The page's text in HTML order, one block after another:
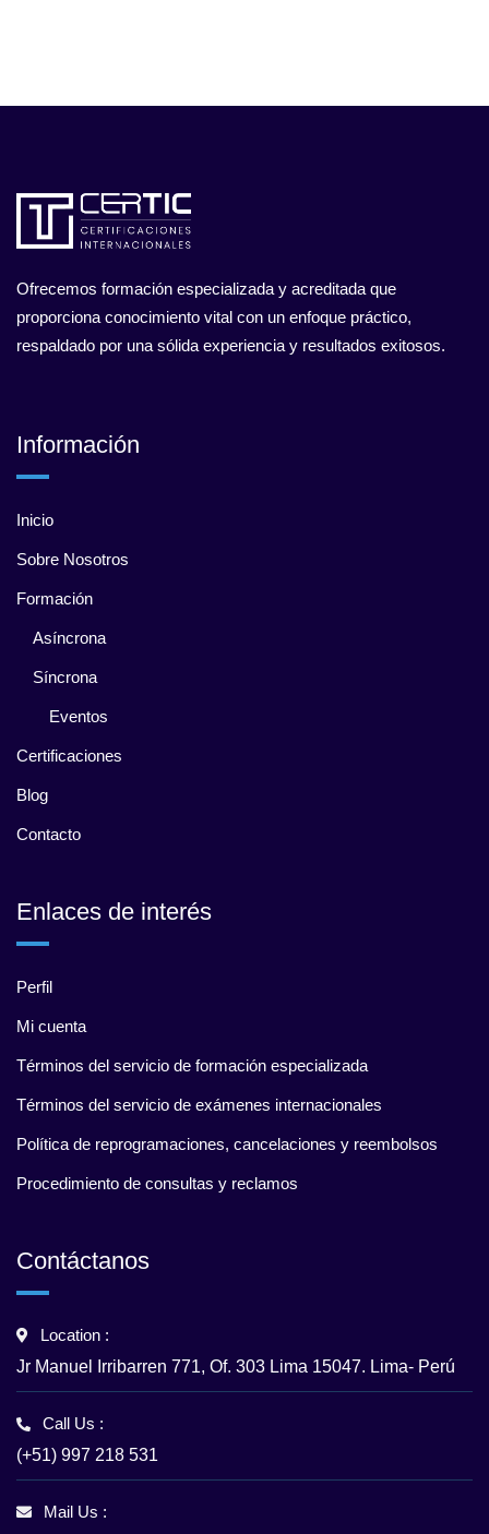
Ofrecemos formación especializada y acreditada que
proporciona conocimiento vital con un enfoque práctico,
respaldado por una sólida experiencia y resultados exitosos.
Información
Inicio
Sobre Nosotros
Formación
Asíncrona
Síncrona
Eventos
Certificaciones
Blog
Contacto
Enlaces de interés
Perfil
Mi cuenta
Términos del servicio de formación especializada
Términos del servicio de exámenes internacionales
Política de reprogramaciones, cancelaciones y reembolsos
Procedimiento de consultas y reclamos
Contáctanos
Location :
Jr Manuel Irribarren 771, Of. 303 Lima 15047. Lima- Perú
Call Us :
(+51) 997 218 531
Mail Us :